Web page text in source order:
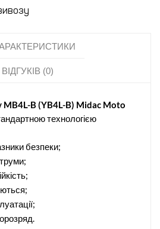
ВІДГУКІВ (0)
MB4L-B (YB4L-B) Midac Moto
технологією
безпеки;